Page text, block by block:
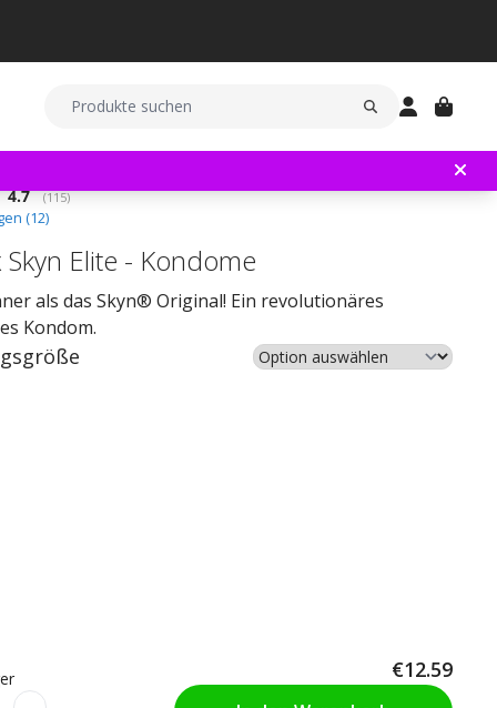
Durchschnittliche Bewertung:
4.7 (abgegebene bewertungen:
115)
(12)
Skyn Elite - Kondome
als das Skyn® Original! Ein revolutionäres
Kondom.
€12.59